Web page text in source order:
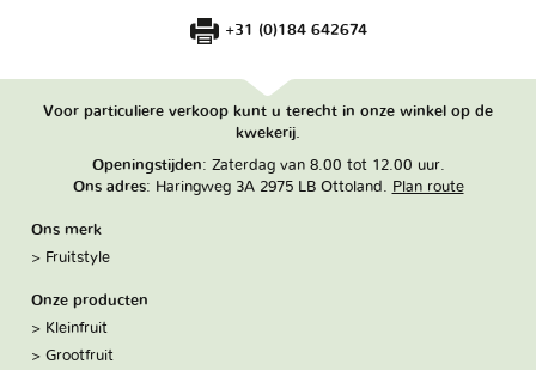
+31 (0)184 642674
Voor particuliere verkoop kunt u terecht in onze winkel op de
kwekerij.
Openingstijden: Zaterdag van 8.00 tot 12.00 uur.
Ons adres: Haringweg 3A 2975 LB Ottoland. Plan route
Ons merk
Fruitstyle
Onze producten
Kleinfruit
Grootfruit